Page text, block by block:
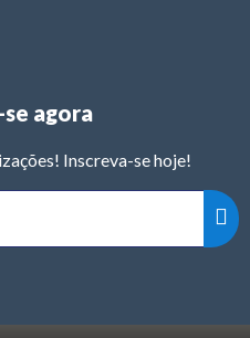
agora
Inscreva-se hoje!